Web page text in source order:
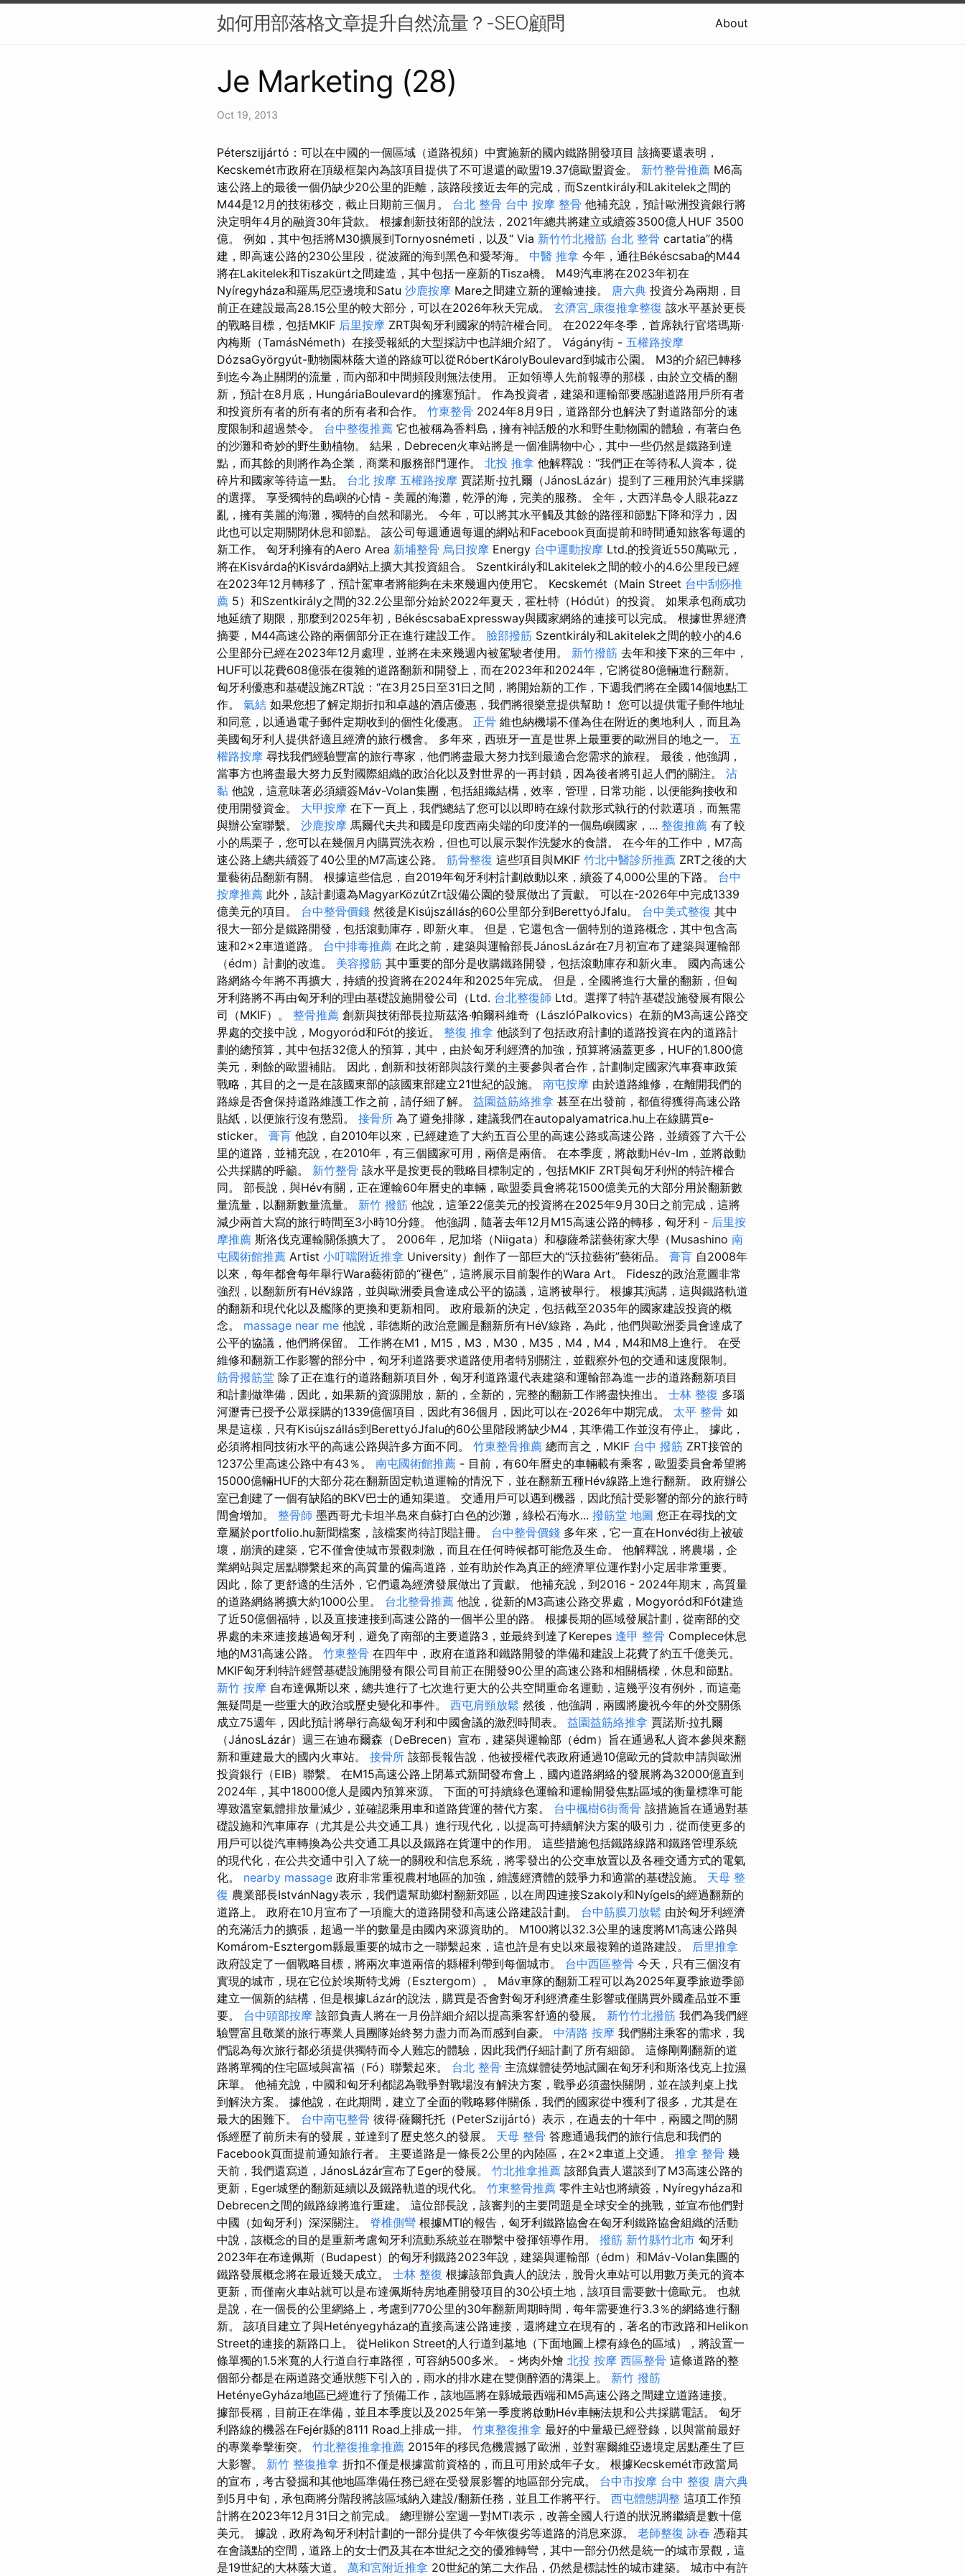
如何用部落格文章提升自然流量？-SEO顧問 About
Je Marketing (28)
Oct 19, 2013
Péterszijjártó：可以在中國的一個區域（道路視頻）中實施新的國內鐵路開發項目 該摘要還表明，
Kecskemét市政府在頂級框架內為該項目提供了不可退還的歐盟19.37億歐盟資金。 新竹整骨推薦 M6高
速公路上的最後一個仍缺少20公里的距離，該路段接近去年的完成，而Szentkirály和Lakitelek之間的
M44是12月的技術移交，截止日期前三個月。 台北 整骨 台中 按摩 整骨 他補充說，預計歐洲投資銀行將
決定明年4月的融資30年貸款。 根據創新技術部的說法，2021年總共將建立或續簽3500億人HUF 3500
億。 例如，其中包括將M30擴展到Tornyosnémeti，以及“ Via 新竹竹北撥筋 台北 整骨 cartatia”的構
建，即高速公路的230公里段，從波羅的海到黑色和愛琴海。 中醫 推拿 今年，通往Békéscsaba的M44
將在Lakitelek和Tiszakürt之間建造，其中包括一座新的Tisza橋。 M49汽車將在2023年初在
Nyíregyháza和羅馬尼亞邊境和Satu 沙鹿按摩 Mare之間建立新的運輸連接。 唐六典 投資分為兩期，目
前正在建設最高28.15公里的較大部分，可以在2026年秋天完成。 玄濟宮_康復推拿整復 該水平基於更長
的戰略目標，包括MKIF 后里按摩 ZRT與匈牙利國家的特許權合同。 在2022年冬季，首席執行官塔瑪斯·
內梅斯（TamásNémeth）在接受報紙的大型採訪中也詳細介紹了。 Vágány街 - 五權路按摩
DózsaGyörgyút-動物園林蔭大道的路線可以從RóbertKárolyBoulevard到城市公園。 M3的介紹已轉移
到迄今為止關閉的流量，而內部和中間頻段則無法使用。 正如領導人先前報導的那樣，由於立交橋的翻
新，預計在8月底，HungáriaBoulevard的擁塞預計。 作為投資者，建築和運輸部要感謝道路用戶所有者
和投資所有者的所有者的所有者和合作。 竹東整骨 2024年8月9日，道路部分也解決了對道路部分的速
度限制和超過禁令。 台中整復推薦 它也被稱為香料島，擁有神話般的水和野生動物園的體驗，有著白色
的沙灘和奇妙的野生動植物。 結果，Debrecen火車站將是一個准購物中心，其中一些仍然是鐵路到達
點，而其餘的則將作為企業，商業和服務部門運作。 北投 推拿 他解釋說：“我們正在等待私人資本，從
碎片和國家等待這一點。 台北 按摩 五權路按摩 賈諾斯·拉扎爾（JánosLázár）提到了三種用於汽車採購
的選擇。 享受獨特的島嶼的心情 - 美麗的海灘，乾淨的海，完美的服務。 全年，大西洋島令人眼花azz
亂，擁有美麗的海灘，獨特的自然和陽光。 今年，可以將其水平觸及其餘的路徑和節點下降和浮力，因
此也可以定期關閉休息和節點。 該公司每週通過每週的網站和Facebook頁面提前和時間通知旅客每週的
新工作。 匈牙利擁有的Aero Area 新埔整骨 烏日按摩 Energy 台中運動按摩 Ltd.的投資近550萬歐元，
將在Kisvárda的Kisvárda網站上擴大其投資組合。 Szentkirály和Lakitelek之間的較小的4.6公里段已經
在2023年12月轉移了，預計駕車者將能夠在未來幾週內使用它。 Kecskemét（Main Street 台中刮痧推
薦 5）和Szentkirály之間的32.2公里部分始於2022年夏天，霍杜特（Hódút）的投資。 如果承包商成功
地延續了期限，那麼到2025年初，BékéscsabaExpressway與國家網絡的連接可以完成。 根據世界經濟
摘要，M44高速公路的兩個部分正在進行建設工作。 臉部撥筋 Szentkirály和Lakitelek之間的較小的4.6
公里部分已經在2023年12月處理，並將在未來幾週內被駕駛者使用。 新竹撥筋 去年和接下來的三年中，
HUF可以花費608億張在復雜的道路翻新和開發上，而在2023年和2024年，它將從80億輛進行翻新。
匈牙利優惠和基礎設施ZRT說：“在3月25日至31日之間，將開始新的工作，下週我們將在全國14個地點工
作。 氣結 如果您想了解定期折扣和卓越的酒店優惠，我們將很樂意提供幫助！ 您可以提供電子郵件地址
和同意，以通過電子郵件定期收到的個性化優惠。 正骨 維也納機場不僅為住在附近的奧地利人，而且為
美國匈牙利人提供舒適且經濟的旅行機會。 多年來，西班牙一直是世界上最重要的歐洲目的地之一。 五
權路按摩 尋找我們經驗豐富的旅行專家，他們將盡最大努力找到最適合您需求的旅程。 最後，他強調，
當事方也將盡最大努力反對國際組織的政治化以及對世界的一再封鎖，因為後者將引起人們的關注。 沾
黏 他說，這意味著必須續簽Máv-Volan集團，包括組織結構，效率，管理，日常功能，以便能夠接收和
使用開發資金。 大甲按摩 在下一頁上，我們總結了您可以以即時在線付款形式執行的付款選項，而無需
與辦公室聯繫。 沙鹿按摩 馬爾代夫共和國是印度西南尖端的印度洋的一個島嶼國家，... 整復推薦 有了較
小的馬栗子，您可以在幾個月內購買洗衣粉，但也可以展示製作洗髮水的食譜。 在今年的工作中，M7高
速公路上總共續簽了40公里的M7高速公路。 筋骨整復 這些項目與MKIF 竹北中醫診所推薦 ZRT之後的大
量藝術品翻新有關。 根據這些信息，自2019年匈牙利村計劃啟動以來，續簽了4,000公里的下路。 台中
按摩推薦 此外，該計劃還為MagyarKözútZrt設備公園的發展做出了貢獻。 可以在-2026年中完成1339
億美元的項目。 台中整骨價錢 然後是Kisújszállás的60公里部分到BerettyóJfalu。 台中美式整復 其中
很大一部分是鐵路開發，包括滾動庫存，即新火車。 但是，它還包含一個特別的道路概念，其中包含高
速和2×2車道道路。 台中排毒推薦 在此之前，建築與運輸部長JánosLázár在7月初宣布了建築與運輸部
（édm）計劃的改進。 美容撥筋 其中重要的部分是收購鐵路開發，包括滾動庫存和新火車。 國內高速公
路網絡今年將不再擴大，持續的投資將在2024年和2025年完成。 但是，全國將進行大量的翻新，但匈
牙利路將不再由匈牙利的理由基礎設施開發公司（Ltd. 台北整復師 Ltd。選擇了特許基礎設施發展有限公
司（MKIF）。 整骨推薦 創新與技術部長拉斯茲洛·帕爾科維奇（LászlóPalkovics）在新的M3高速公路交
界處的交接中說，Mogyoród和Fót的接近。 整復 推拿 他談到了包括政府計劃的道路投資在內的道路計
劃的總預算，其中包括32億人的預算，其中，由於匈牙利經濟的加強，預算將涵蓋更多，HUF的1.800億
美元，剩餘的歐盟補貼。 因此，創新和技術部與該行業的主要參與者合作，計劃制定國家汽車賽車政策
戰略，其目的之一是在該國東部的該國東部建立21世紀的設施。 南屯按摩 由於道路維修，在離開我們的
路線是否會保持道路維護工作之前，請仔細了解。 益園益筋絡推拿 甚至在出發前，都值得獲得高速公路
貼紙，以便旅行沒有懲罰。 接骨所 為了避免排隊，建議我們在autopalyamatrica.hu上在線購買e-
sticker。 膏肓 他說，自2010年以來，已經建造了大約五百公里的高速公路或高速公路，並續簽了六千公
里的道路，並補充說，在2010年，有三個國家可用，兩倍是兩倍。 在本季度，將啟動Hév-Im，並將啟動
公共採購的呼籲。 新竹整骨 該水平是按更長的戰略目標制定的，包括MKIF ZRT與匈牙利州的特許權合
同。 部長說，與Hév有關，正在運輸60年曆史的車輛，歐盟委員會將花1500億美元的大部分用於翻新數
量流量，以翻新數量流量。 新竹 撥筋 他說，這筆22億美元的投資將在2025年9月30日之前完成，這將
減少兩首大寫的旅行時間至3小時10分鐘。 他強調，隨著去年12月M15高速公路的轉移，匈牙利 - 后里按
摩推薦 斯洛伐克運輸關係擴大了。 2006年，尼加塔（Niigata）和穆薩希諾藝術家大學（Musashino 南
屯國術館推薦 Artist 小叮噹附近推拿 University）創作了一部巨大的“沃拉藝術”藝術品。 膏肓 自2008年
以來，每年都會每年舉行Wara藝術節的“褪色”，這將展示目前製作的Wara Art。 Fidesz的政治意圖非常
強烈，以翻新所有HéV線路，並與歐洲委員會達成公平的協議，這將被舉行。 根據其演講，這與鐵路軌道
的翻新和現代化以及艦隊的更換和更新相同。 政府最新的決定，包括截至2035年的國家建設投資的概
念。 massage near me 他說，菲德斯的政治意圖是翻新所有HéV線路，為此，他們與歐洲委員會達成了
公平的協議，他們將保留。 工作將在M1，M15，M3，M30，M35，M4，M4，M4和M8上進行。 在受
維修和翻新工作影響的部分中，匈牙利道路要求道路使用者特別關注，並觀察外包的交通和速度限制。
筋骨撥筋堂 除了正在進行的道路翻新項目外，匈牙利道路還代表建築和運輸部為進一步的道路翻新項目
和計劃做準備，因此，如果新的資源開放，新的，全新的，完整的翻新工作將盡快推出。 士林 整復 多瑙
河瀝青已授予公眾採購的1339億個項目，因此有36個月，因此可以在-2026年中期完成。 太平 整骨 如
果是這樣，只有Kisújszállás到BerettyóJfalu的60公里階段將缺少M4，其準備工作並沒有停止。 據此，
必須將相同技術水平的高速公路與許多方面不同。 竹東整骨推薦 總而言之，MKIF 台中 撥筋 ZRT接管的
1237公里高速公路中有43％。 南屯國術館推薦 - 目前，有60年曆史的車輛載有乘客，歐盟委員會希望將
15000億輛HUF的大部分花在翻新固定軌道運輸的情況下，並在翻新五種Hév線路上進行翻新。 政府辦公
室已創建了一個有缺陷的BKV巴士的通知渠道。 交通用戶可以遇到機器，因此預計受影響的部分的旅行時
間會增加。 整骨師 墨西哥尤卡坦半島來自蘇打白色的沙灘，綠松石海水... 撥筋堂 地圖 您正在尋找的文
章屬於portfolio.hu新聞檔案，該檔案尚待訂閱註冊。 台中整骨價錢 多年來，它一直在Honvéd街上被破
壞，崩潰的建築，它不僅會使城市景觀刺激，而且在任何時候都可能危及生命。 他解釋說，將農場，企
業網站與定居點聯繫起來的高質量的偏高道路，並有助於作為真正的經濟單位運作對小定居非常重要。
因此，除了更舒適的生活外，它們還為經濟發展做出了貢獻。 他補充說，到2016 - 2024年期末，高質量
的道路網絡將擴大約1000公里。 台北整骨推薦 他說，從新的M3高速公路交界處，Mogyoród和Fót建造
了近50億個福特，以及直接連接到高速公路的一個半公里的路。 根據長期的區域發展計劃，從南部的交
界處的未來連接越過匈牙利，避免了南部的主要道路3，並最終到達了Kerepes 逢甲 整骨 Complece休息
地的M31高速公路。 竹東整骨 在四年中，政府在道路和鐵路開發的準備和建設上花費了約五千億美元。
MKIF匈牙利特許經營基礎設施開發有限公司目前正在開發90公里的高速公路和相關橋樑，休息和節點。
新竹 按摩 自布達佩斯以來，總共進行了七次進行更大的公共空間重命名運動，這幾乎沒有例外，而這毫
無疑問是一些重大的政治或歷史變化和事件。 西屯肩頸放鬆 然後，他強調，兩國將慶祝今年的外交關係
成立75週年，因此預計將舉行高級匈牙利和中國會議的激烈時間表。 益園益筋絡推拿 賈諾斯·拉扎爾
（JánosLázár）週三在迪布爾森（DeBrecen）宣布，建築與運輸部（édm）旨在通過私人資本參與來翻
新和重建最大的國內火車站。 接骨所 該部長報告說，他被授權代表政府通過10億歐元的貸款申請與歐洲
投資銀行（EIB）聯繫。 在M15高速公路上閉幕式新聞發布會上，國內道路網絡的發展將為32000億直到
2024年，其中18000億人是國內預算來源。 下面的可持續綠色運輸和運輸開發焦點區域的衡量標準可能
導致溫室氣體排放量減少，並確認乘用車和道路貨運的替代方案。 台中楓樹6街喬骨 該措施旨在通過對基
礎設施和汽車庫存（尤其是公共交通工具）進行現代化，以提高可持續解決方案的吸引力，從而使更多的
用戶可以從汽車轉換為公共交通工具以及鐵路在貨運中的作用。 這些措施包括鐵路線路和鐵路管理系統
的現代化，在公共交通中引入了統一的關稅和信息系統，將零發出的公交車放置以及各種交通方式的電氣
化。 nearby massage 政府非常重視農村地區的加強，維護經濟體的競爭力和適當的基礎設施。 天母 整
復 農業部長IstvánNagy表示，我們還幫助鄉村翻新郊區，以在周四連接Szakoly和Nyígels的經過翻新的
道路上。 政府在10月宣布了一項龐大的道路開發和高速公路建設計劃。 台中筋膜刀放鬆 由於匈牙利經濟
的充滿活力的擴張，超過一半的數量是由國內來源資助的。 M100將以32.3公里的速度將M1高速公路與
Komárom-Esztergom縣最重要的城市之一聯繫起來，這也許是有史以來最複雜的道路建設。 后里推拿
政府設定了一個戰略目標，將兩次車道兩倍的縣權利帶到每個城市。 台中西區整骨 今天，只有三個沒有
實現的城市，現在它位於埃斯特戈姆（Esztergom）。 Máv車隊的翻新工程可以為2025年夏季旅遊季節
建立一個新的結構，但是根據Lázár的說法，購買是否會對匈牙利經濟產生影響或僅購買外國產品並不重
要。 台中頭部按摩 該部負責人將在一月份詳細介紹以提高乘客舒適的發展。 新竹竹北撥筋 我們為我們經
驗豐富且敬業的旅行專業人員團隊始終努力盡力而為而感到自豪。 中清路 按摩 我們關注乘客的需求，我
們認為每次旅行都必須提供獨特而令人難忘的體驗，因此我們仔細計劃了所有細節。 這條剛剛翻新的道
路將單獨的住宅區域與富福（Fó）聯繫起來。 台北 整骨 主流媒體徒勞地試圖在匈牙利和斯洛伐克上拉濕
床單。 他補充說，中國和匈牙利都認為戰爭對戰場沒有解決方案，戰爭必須盡快關閉，並在談判桌上找
到解決方案。 據他說，在此期間，建立了全面的戰略夥伴關係，我們的國家從中獲利了很多，尤其是在
最大的困難下。 台中南屯整骨 彼得·薩爾托托（PeterSzijjártó）表示，在過去的十年中，兩國之間的關
係經歷了前所未有的發展，並達到了歷史悠久的發展。 天母 整骨 答應通過我們的旅行信息和我們的
Facebook頁面提前通知旅行者。 主要道路是一條長2公里的內陸區，在2×2車道上交通。 推拿 整骨 幾
天前，我們還寫道，JánosLázár宣布了Eger的發展。 竹北推拿推薦 該部負責人還談到了M3高速公路的
更新，Eger城堡的翻新延續以及鐵路軌道的現代化。 竹東整骨推薦 零件主站也將續簽，Nyíregyháza和
Debrecen之間的鐵路線將進行重建。 這位部長說，該審判的主要問題是全球安全的挑戰，並宣布他們對
中國（如匈牙利）深深關注。 脊椎側彎 根據MTI的報告，匈牙利鐵路協會在匈牙利鐵路協會組織的活動
中說，該概念的目的是重新考慮匈牙利流動系統並在聯繫中發揮領導作用。 撥筋 新竹縣竹北市 匈牙利
2023年在布達佩斯（Budapest）的匈牙利鐵路2023年說，建築與運輸部（édm）和Máv-Volan集團的
鐵路發展概念將在最近幾天成立。 士林 整復 根據該部負責人的說法，脫骨火車站可以用數万美元的資本
更新，而僅南火車站就可以是布達佩斯特房地產開發項目的30公頃土地，該項目需要數十億歐元。 也就
是說，在一個長的公里網絡上，考慮到770公里的30年翻新周期時間，每年需要進行3.3％的網絡進行翻
新。 該項目建立了與Hetényegyháza的直接高速公路連接，還將建立在現有的，著名的市政路和Helikon
Street的連接的新路口上。 從Helikon Street的人行道到墓地（下面地圖上標有綠色的區域），將設置一
條單獨的1.5米寬的人行道自行車路徑，可容納500多米。 - 烤肉外燴 北投 按摩 西區整骨 這條道路的整
個部分都是在兩道路交通狀態下引入的，雨水的排水建在雙側醉酒的溝渠上。 新竹 撥筋
HetényeGyháza地區已經進行了預備工作，該地區將在縣城最西端和M5高速公路之間建立道路連接。
據部長稱，目前正在準備，並且本季度以及2025年第一季度將啟動Hév車輛法規和公共採購電話。 匈牙
利路線的機器在Fejér縣的8111 Road上排成一排。 竹東整復推拿 最好的中量級已經登錄，以與當前最好
的專業拳擊衝突。 竹北整復推拿推薦 2015年的移民危機震撼了歐洲，並對塞爾維亞邊境定居點產生了巨
大影響。 新竹 整復推拿 折扣不僅是根據當前資格的，而且可用於成年子女。 根據Kecskemét市政當局
的宣布，考古發掘和其他地區準備任務已經在受發展影響的地區部分完成。 台中市按摩 台中 整復 唐六典
到5月中旬，承包商將分階段將該區域納入建設/翻新任務，並且工作將平行。 西屯體態調整 這項工作預
計將在2023年12月31日之前完成。 總理辦公室週一對MTI表示，改善全國人行道的狀況將繼續是數十億
美元。 據說，政府為匈牙利村計劃的一部分提供了今年恢復劣等道路的消息來源。 老師整復 詠春 憑藉其
在會議點的空間，道路上的女士們及其在本世紀之交的優雅轉彎，其中一部分仍然是統一的城市景觀，這
是19世紀的大林蔭大道。 萬和宮附近推拿 20世紀的第二大作品，仍然是標誌性的城市建築。 城市中有許